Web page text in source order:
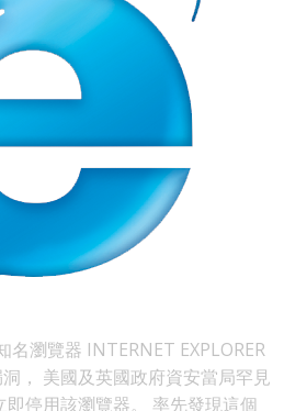
名瀏覽器 INTERNET EXPLORER
， 美國及英國政府資安當局罕見
停用該瀏覽器。 率先發現這個